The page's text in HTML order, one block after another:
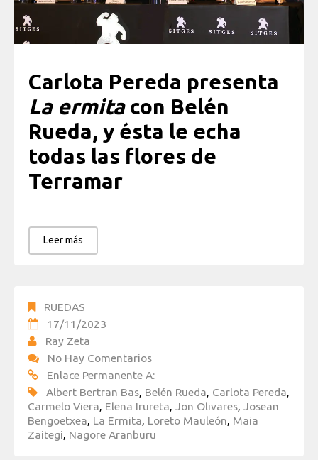
Carlota Pereda presenta
La ermitacon Belén
Rueda, y ésta le echa
todas las flores de
Terramar
Leer más
RUEDAS
17/11/2023
Ray Zeta
No Hay Comentarios
Enlace Permanente A:
Albert Bertran Bas, Belén Rueda, Carlota Pereda,
Carmelo Viera, Elena Irureta, Jon Olivares, Josean
Bengoetxea, La Ermita, Loreto Mauleón, Maia
Zaitegi, Nagore Aranburu